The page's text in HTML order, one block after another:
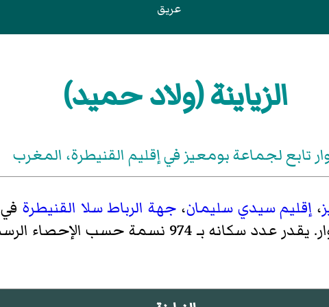
عريق
الزياينة (ولاد حميد)
تابع لجماعة بومعيز في إقليم القنيطرة، المغرب
، إقليم سيدي سليمان، جهة الرباط سلا القنيطرة في